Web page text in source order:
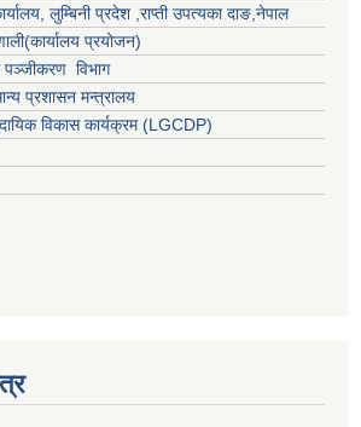
लुम्बिनी प्रदेश ,राप्ती उपत्यका दाङ,नेपाल
प्रयोजन)
पञ्जीकरण विभाग
प्रशासन मन्त्रालय
विकास कार्यक्रम (LGCDP)